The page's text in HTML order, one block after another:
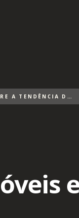
CONHEÇA TUDO SOBRE A TENDÊNCIA DE MÓVEIS ERGONÔMICOS DENTRO DE CASA